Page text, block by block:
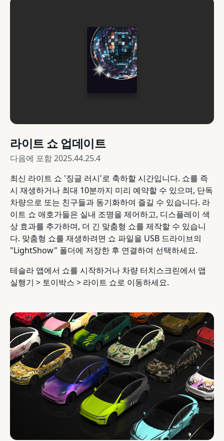
라이트 쇼 업데이트
다음에 포함2025.44.25.4
최신 라이트 쇼 '징글 러시'로 축하할 시간입니다. 쇼를 즉
시 재생하거나 최대 10분까지 미리 예약할 수 있으며, 단독
차량으로 또는 친구들과 동기화하여 즐길 수 있습니다. 라
이트 쇼 애호가들은 실내 조명을 제어하고, 디스플레이 색
상 효과를 추가하며, 더 긴 맞춤형 쇼를 제작할 수 있습니
다. 맞춤형 쇼를 재생하려면 쇼 파일을 USB 드라이브의
"LightShow" 폴더에 저장한 후 연결하여 선택하세요.
테슬라 앱에서 쇼를 시작하거나 차량 터치스크린에서 앱
실행기 > 토이박스 > 라이트 쇼로 이동하세요.